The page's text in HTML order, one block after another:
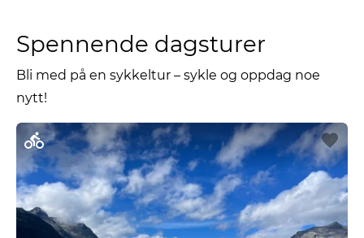
Spennende dagsturer
Bli med på en sykkeltur – sykle og oppdag noe
nytt!